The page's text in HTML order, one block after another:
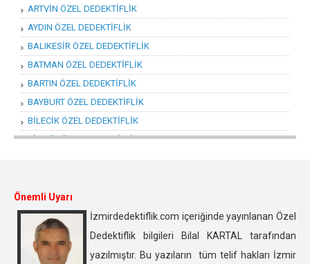
ARTVİN ÖZEL DEDEKTİFLİK
AYDIN ÖZEL DEDEKTİFLİK
BALIKESİR ÖZEL DEDEKTİFLİK
BATMAN ÖZEL DEDEKTİFLİK
BARTIN ÖZEL DEDEKTİFLİK
BAYBURT ÖZEL DEDEKTİFLİK
BİLECİK ÖZEL DEDEKTİFLİK
BİNGÖL ÖZEL DEDEKTİFLİK
BURDUR ÖZEL DEDEKTİFLİK
BURSA ÖZEL DEDEKTİFLİK
ÇANAKKALE ÖZEL DEDEKTİFLİK
ÇANKIRI ÖZEL DEDEKTİFLİK
Önemli Uyarı
İzmirdedektiflik.com içeriğinde yayınlanan Özel
Dedektiflik bilgileri Bilal KARTAL tarafından
yazılmıştır. Bu yazıların tüm telif hakları İzmir